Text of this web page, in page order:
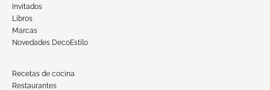
Invitados
Libros
Marcas
Novedades DecoEstilo
Recetas de cocina
Restaurantes